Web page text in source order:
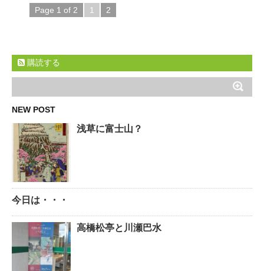
Page 1 of 2 1 2
購読する
NEW POST
浅草に富士山？
今日は・・・
高橋松亭と川瀬巴水